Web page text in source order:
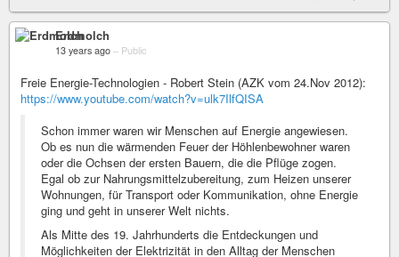
Erdmolch
13 years ago – Public
Freie Energie-Technologien - Robert Stein (AZK vom 24.Nov 2012):
https://www.youtube.com/watch?v=ulk7IlfQISA
Schon immer waren wir Menschen auf Energie angewiesen.
Ob es nun die wärmenden Feuer der Höhlenbewohner waren
oder die Ochsen der ersten Bauern, die die Pflüge zogen.
Egal ob zur Nahrungsmittelzubereitung, zum Heizen unserer
Wohnungen, für Transport oder Kommunikation, ohne Energie
ging und geht in unserer Welt nichts.
Als Mitte des 19. Jahrhunderts die Entdeckungen und
Möglichkeiten der Elektrizität in den Alltag der Menschen